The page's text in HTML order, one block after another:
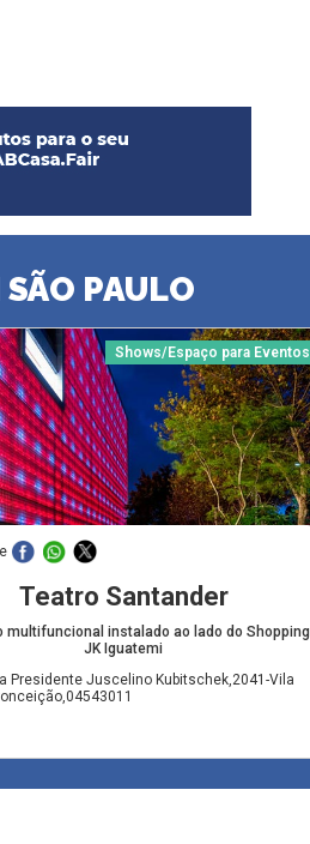
PAULO
Shows/Espaço para Eventos
Teatro Santander
multifuncional instalado ao lado do Shopping
JK Iguatemi
Presidente Juscelino Kubitschek,2041-Vila